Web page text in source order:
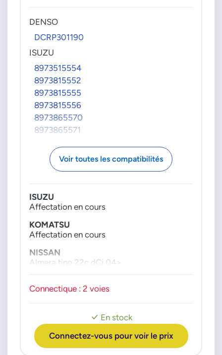
DENSO
DCRP301190
ISUZU
8973515554
8973815552
8973815555
8973815556
8973865570
8973865571
8973865573
8973865574
8973865576
8973865577
8973865579
KOMATSU
6156711131
22100E0030
22100E0031
Voir toutes les compatibilités
En stock
Connectez-vous pour voir le prix
ISUZU
Affectation en cours
KOMATSU
Affectation en cours
NISSAN
Almera tino 22c dCi 04>
Connectique : 2 voies